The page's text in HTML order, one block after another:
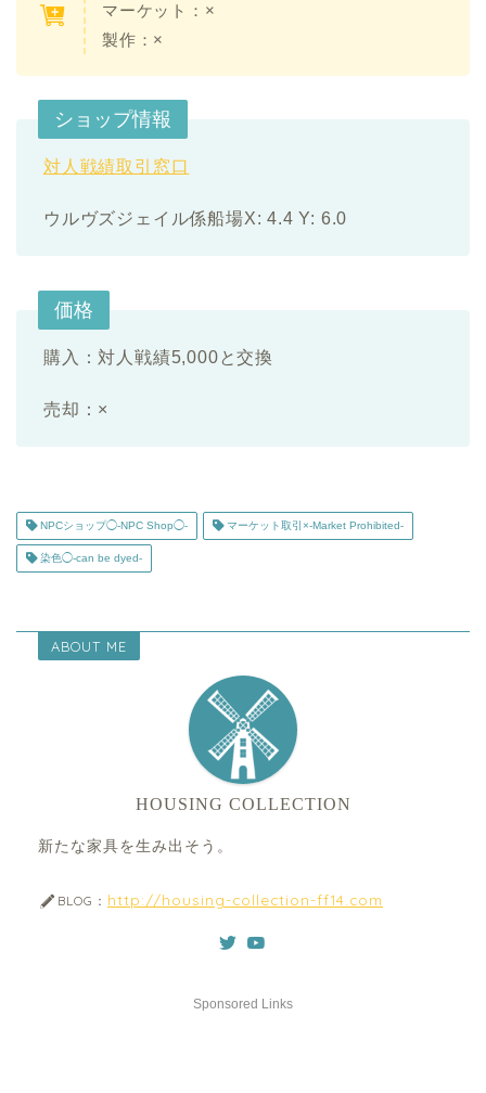
マーケット：×
製作：×
ショップ情報
対人戦績取引窓口
ウルヴズジェイル係船場X: 4.4 Y: 6.0
価格
購入：対人戦績5,000と交換
売却：×
NPCショップ◯-NPC Shop◯- マーケット取引×-Market Prohibited-
染色◯-can be dyed-
ABOUT ME
HOUSING COLLECTION
新たな家具を生み出そう。
BLOG： http://housing-collection-ff14.com
Sponsored Links